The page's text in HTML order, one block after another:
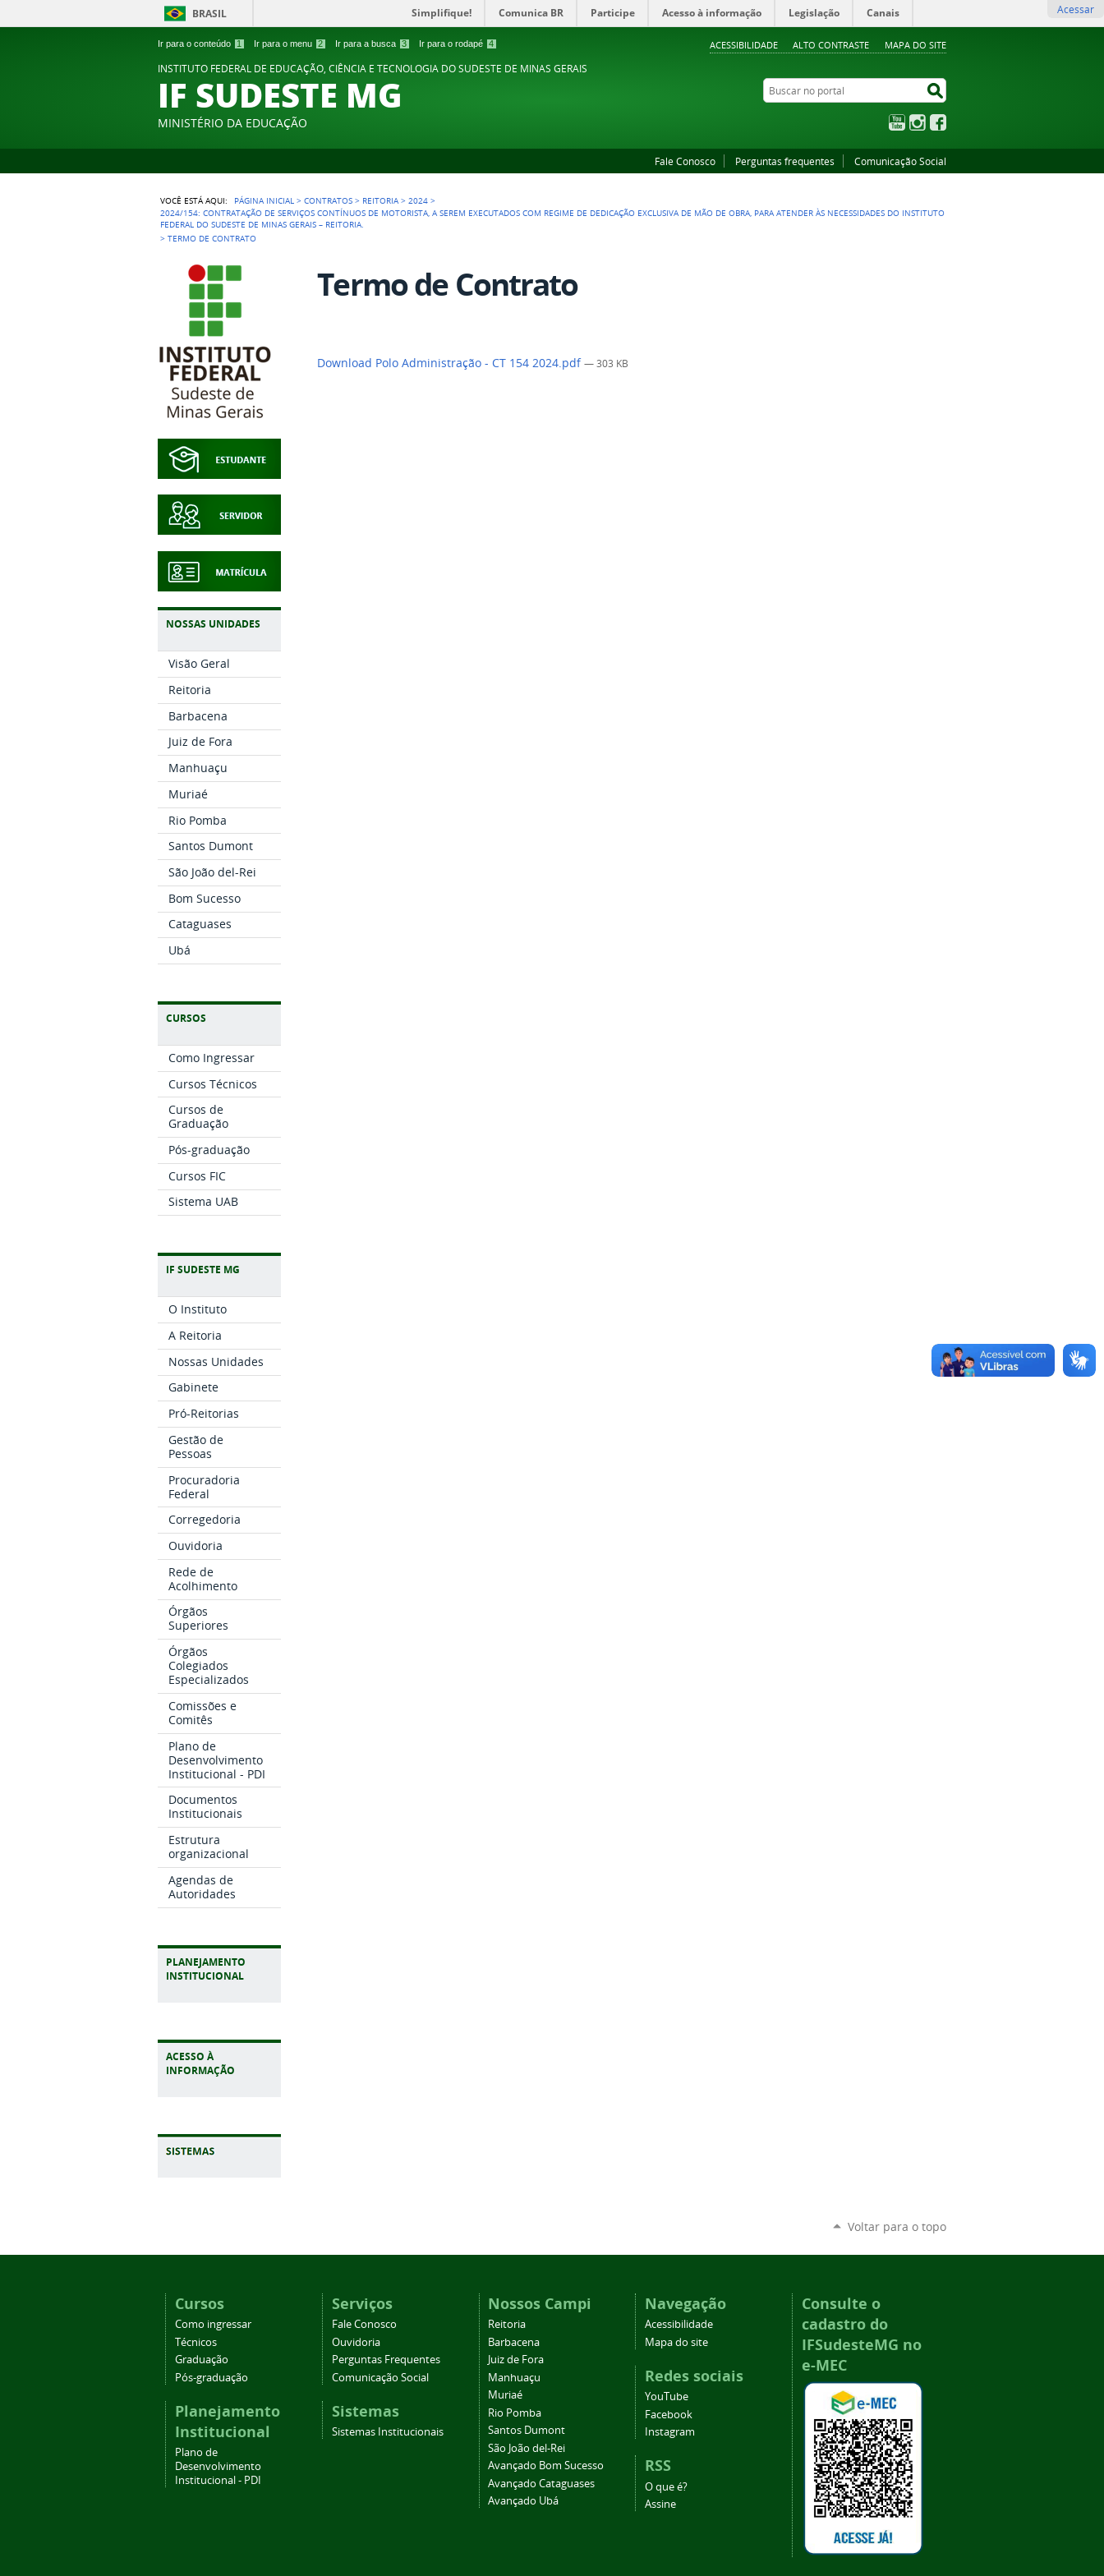
Ir para o conteúdo 1 Ir para o menu 2 Ir para a busca 3 Ir para o rodapé 4 ACESSIBILIDADE ALTO CONTRASTE MAPA DO SITE
BRASIL Simplifique! Comunica BR Participe Acesso à informação Legislação Canais Acessar
INSTITUTO FEDERAL DE EDUCAÇÃO, CIÊNCIA E TECNOLOGIA DO SUDESTE DE MINAS GERAIS
IF SUDESTE MG
MINISTÉRIO DA EDUCAÇÃO
Buscar no portal
YouTubeInstagram
Fale Conosco Perguntas frequentes Comunicação Social
VOCÊ ESTÁ AQUI: PÁGINA INICIAL >CONTRATOS > REITORIA >2024 >
2024/154: CONTRATAÇÃO DE SERVIÇOS CONTÍNUOS DE MOTORISTA, A SEREM EXECUTADOS COM REGIME DE DEDICAÇÃO EXCLUSIVA DE MÃO DE OBRA, PARA ATENDER ÀS NECESSIDADES DO INSTITUTO
FEDERAL DO SUDESTE DE MINAS GERAIS – REITORIA.
>TERMO DE CONTRATO
NOSSAS UNIDADES
Visão Geral
Reitoria
Barbacena
Juiz de Fora
Manhuaçu
Muriaé
Rio Pomba
Santos Dumont
São João del-Rei
Bom Sucesso
Cataguases
Ubá
CURSOS
Como Ingressar
Cursos Técnicos
Cursos de
Graduação
Pós-graduação
Cursos FIC
Sistema UAB
IF SUDESTE MG
O Instituto
A Reitoria
Nossas Unidades
Gabinete
Pró-Reitorias
Gestão de
Pessoas
Procuradoria
Federal
Corregedoria
Ouvidoria
Rede de
Acolhimento
Órgãos
Superiores
Órgãos
Colegiados
Especializados
Comissões e
Comitês
Plano de
Desenvolvimento
Institucional - PDI
Documentos
Institucionais
Estrutura
organizacional
Agendas de
Autoridades
PLANEJAMENTO
INSTITUCIONAL
ACESSO À
INFORMAÇÃO
Termo de Contrato
Download Polo Administração - CT 154 2024.pdf— 303 KB
Voltar para o topo
Cursos
Como ingressar
Técnicos
Graduação
Pós-graduação
Planejamento
Institucional
Plano de
Desenvolvimento
Institucional - PDI
Serviços
Fale Conosco
Ouvidoria
Perguntas Frequentes
Comunicação Social
Sistemas
Sistemas Institucionais
Nossos Campi
Reitoria
Barbacena
Juiz de Fora
Manhuaçu
Muriaé
Rio Pomba
Santos Dumont
São João del-Rei
Avançado Bom Sucesso
Avançado Cataguases
Avançado Ubá
Navegação
Acessibilidade
Mapa do site
Redes sociais
YouTube
Facebook
Instagram
RSS
O que é?
Assine
Consulte o
cadastro do
IFSudesteMG no
e-MEC